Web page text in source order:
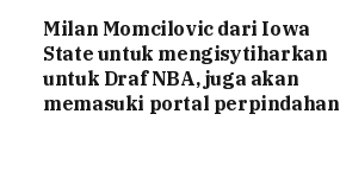
Milan Momcilovic dari Iowa
State untuk mengisytiharkan
untuk Draf NBA, juga akan
memasuki portal perpindahan